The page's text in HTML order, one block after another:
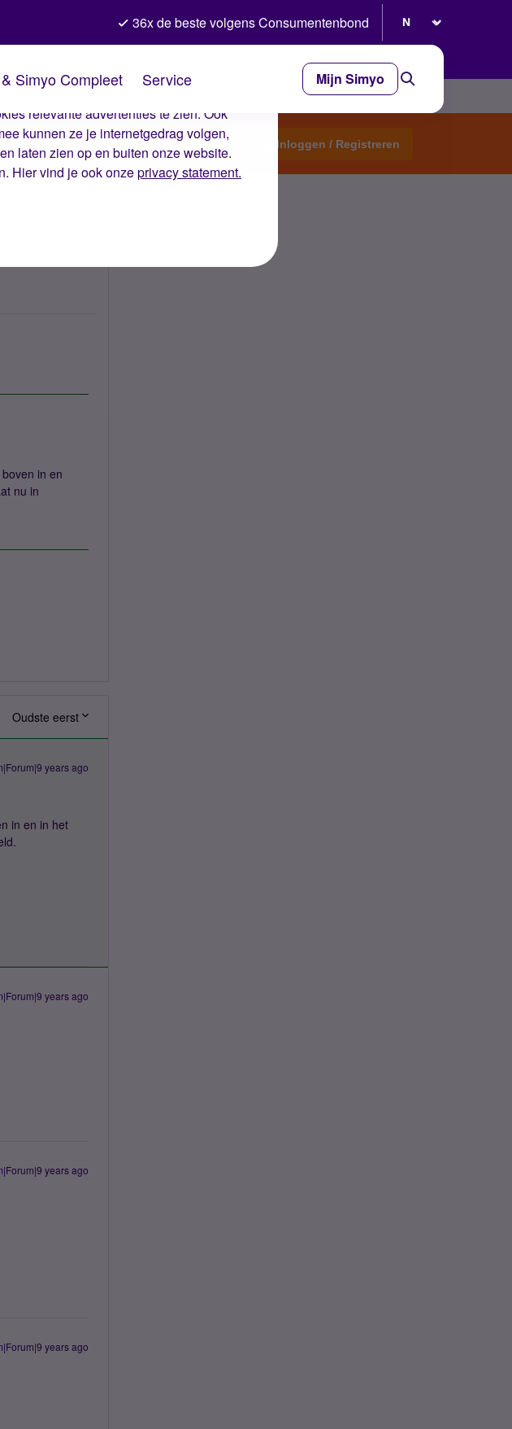
zorgen wij ervoor dat je ervaring op de
relevante advertenties te zien. Ook
kunnen ze je internetgedrag volgen,
laten zien op en buiten onze website.
Hier vind je ook onzeprivacy statement.
36x de beste volgens Consumentenbond
Simyo Compleet Service Mijn Simyo
Start een topic Inloggen / Registreren
in en
nu in
Oudste eerst
years ago
in en in het
years ago
years ago
years ago